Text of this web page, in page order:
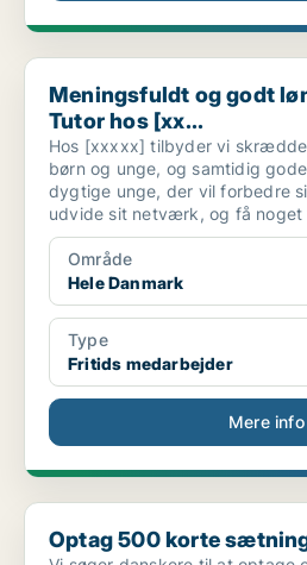
Meningsfuldt og godt lønnet job,
Meningsfuldt og godt
Tutor hos [xx...
Hos [xxxxx] tilbyder vi
børn og unge, og samtidig
dygtige unge, der vil forbedre
udvide sit netværk, og få
Område
Hele Danmark
Type
Fritids medarbejder
Mere info
Optag 500 korte sætninger på
Optag 500 korte